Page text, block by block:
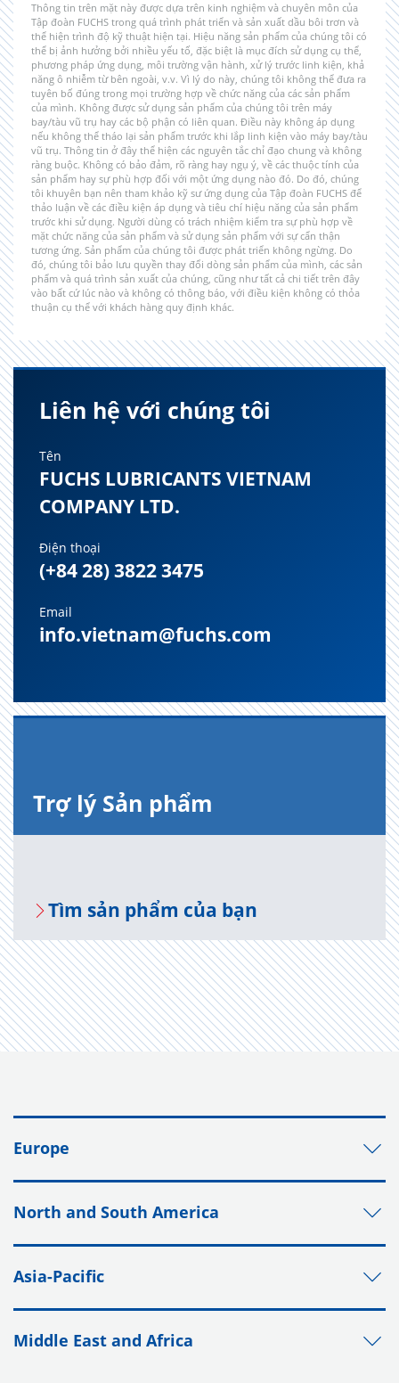
Thông tin trên mặt này được dựa trên kinh nghiệm và chuyên môn của
Tập đoàn FUCHS trong quá trình phát triển và sản xuất dầu bôi trơn và
thể hiện trình độ kỹ thuật hiện tại. Hiệu năng sản phẩm của chúng tôi có
thể bị ảnh hưởng bởi nhiều yếu tố, đặc biệt là mục đích sử dụng cụ thể,
phương pháp ứng dụng, môi trường vận hành, xử lý trước linh kiện, khả
năng ô nhiễm từ bên ngoài, v.v. Vì lý do này, chúng tôi không thể đưa ra
tuyên bố đúng trong mọi trường hợp về chức năng của các sản phẩm
của mình. Không được sử dụng sản phẩm của chúng tôi trên máy
bay/tàu vũ trụ hay các bộ phận có liên quan. Điều này không áp dụng
nếu không thể tháo lại sản phẩm trước khi lắp linh kiện vào máy bay/tàu
vũ trụ. Thông tin ở đây thể hiện các nguyên tắc chỉ đạo chung và không
ràng buộc. Không có bảo đảm, rõ ràng hay ngụ ý, về các thuộc tính của
sản phẩm hay sự phù hợp đối với một ứng dụng nào đó. Do đó, chúng
tôi khuyên bạn nên tham khảo kỹ sư ứng dụng của Tập đoàn FUCHS để
thảo luận về các điều kiện áp dụng và tiêu chí hiệu năng của sản phẩm
trước khi sử dụng. Người dùng có trách nhiệm kiểm tra sự phù hợp về
mặt chức năng của sản phẩm và sử dụng sản phẩm với sự cẩn thận
tương ứng. Sản phẩm của chúng tôi được phát triển không ngừng. Do
đó, chúng tôi bảo lưu quyền thay đổi dòng sản phẩm của mình, các sản
phẩm và quá trình sản xuất của chúng, cũng như tất cả chi tiết trên đây
vào bất cứ lúc nào và không có thông báo, với điều kiện không có thỏa
thuận cụ thể với khách hàng quy định khác.
Liên hệ với chúng tôi
Tên
FUCHS LUBRICANTS VIETNAM
COMPANY LTD.
Điện thoại
(+84 28) 3822 3475
Email
info.vietnam@fuchs.com
Trợ lý Sản phẩm
Tìm sản phẩm của bạn
Europe
North and South America
Asia-Pacific
Middle East and Africa